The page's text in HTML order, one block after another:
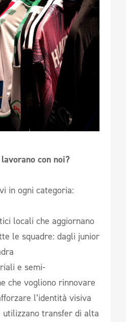
con noi?
in ogni categoria:
locali che aggiornano
le squadre: dagli junior
e semi-
che vogliono rinnovare
l’identità visiva
utilizzano transfer di alta